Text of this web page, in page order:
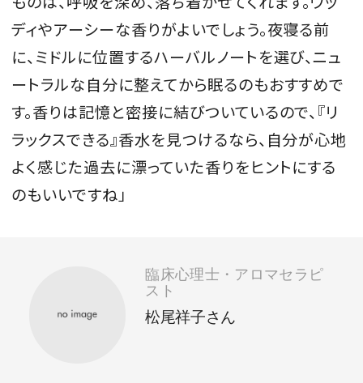
ディやアーシーな香りがよいでしょう。夜寝る前
に、ミドルに位置するハーバルノートを選び、ニュ
ートラルな自分に整えてから眠るのもおすすめで
す。香りは記憶と密接に結びついているので、『リ
ラックスできる』香水を見つけるなら、自分が心地
よく感じた過去に漂っていた香りをヒントにする
のもいいですね」
臨床心理士・アロマセラピ
スト
松尾祥子さん